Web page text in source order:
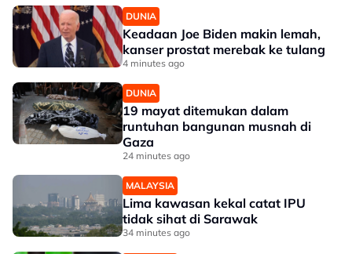
DUNIA
Keadaan Joe Biden makin lemah,
kanser prostat merebak ke tulang
4 minutes ago
DUNIA
19 mayat ditemukan dalam
runtuhan bangunan musnah di
Gaza
24 minutes ago
MALAYSIA
Lima kawasan kekal catat IPU
tidak sihat di Sarawak
34 minutes ago